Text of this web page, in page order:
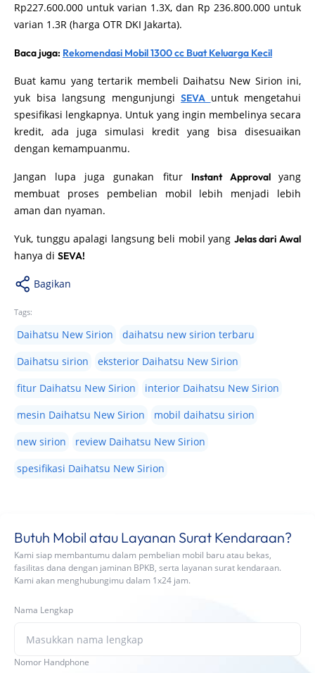
Rp227.600.000 untuk varian 1.3X, dan Rp 236.800.000 untuk
varian 1.3R (harga OTR DKI Jakarta).
Baca juga: Rekomendasi Mobil 1300 cc Buat Keluarga Kecil
Buat kamu yang tertarik membeli Daihatsu New Sirion ini,
yuk bisa langsung mengunjungi SEVA untuk mengetahui
spesifikasi lengkapnya. Untuk yang ingin membelinya secara
kredit, ada juga simulasi kredit yang bisa disesuaikan
dengan kemampuanmu.
Jangan lupa juga gunakan fitur Instant Approvalyang
membuat proses pembelian mobil lebih menjadi lebih
aman dan nyaman.
Yuk, tunggu apalagi langsung beli mobil yang Jelas dari Awal
hanya di SEVA!
Bagikan
Tags:
Daihatsu New Sirion
daihatsu new sirion terbaru
Daihatsu sirion
eksterior Daihatsu New Sirion
fitur Daihatsu New Sirion
interior Daihatsu New Sirion
mesin Daihatsu New Sirion
mobil daihatsu sirion
new sirion
review Daihatsu New Sirion
spesifikasi Daihatsu New Sirion
Butuh Mobil atau Layanan Surat Kendaraan?
Kami siap membantumu dalam pembelian mobil baru atau bekas,
fasilitas dana dengan jaminan BPKB, serta layanan surat kendaraan.
Kami akan menghubungimu dalam 1x24 jam.
Nama Lengkap
Nomor Handphone